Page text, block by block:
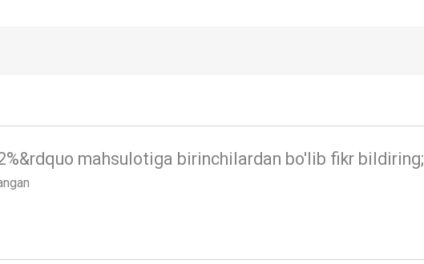
mahsulotiga birinchilardan bo'lib fikr bildiring;